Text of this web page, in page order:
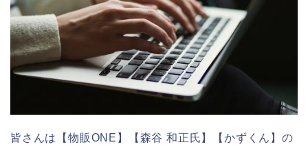
皆さんは【物販ONE】【森谷 和正氏】【かずくん】の